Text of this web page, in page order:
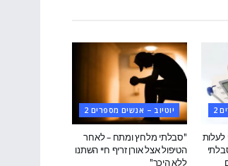
2
לעלות
יוטיוב – אנשים מספרים 2
"סבלתי מלחץ ומתח – לאחר
הטיפול אצל אורן זריף חיי השתנו
ללא היכר"